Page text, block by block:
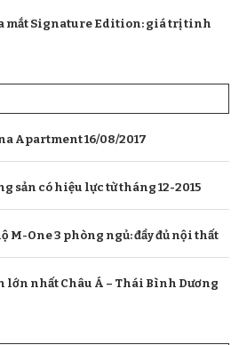
mắt Signature Edition: giá trị tinh
Apartment 16/08/2017
sản có hiệu lực từ tháng 12-2015
M-One 3 phòng ngủ: đầy đủ nội thất
lớn nhất Châu Á – Thái Bình Dương